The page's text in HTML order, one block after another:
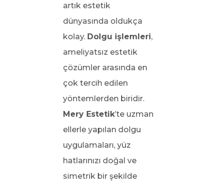
artık estetik
dünyasında oldukça
kolay. Dolgu işlemleri,
ameliyatsız estetik
çözümler arasında en
çok tercih edilen
yöntemlerden biridir.
Mery Estetik’te uzman
ellerle yapılan dolgu
uygulamaları, yüz
hatlarınızı doğal ve
simetrik bir şekilde